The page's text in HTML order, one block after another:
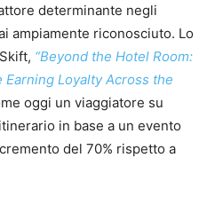
determinante negli
ampiamente riconosciuto. Lo
“Beyond the Hotel Room:
Loyalty Across the
oggi un viaggiatore su
in base a un evento
del 70% rispetto a